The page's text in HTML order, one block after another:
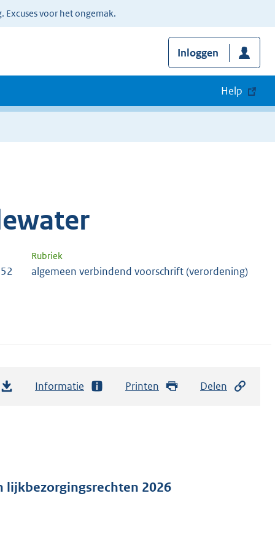
voor het ongemak.
Inloggen
Help
Rubriek
algemeen verbindend voorschrift (verordening)
Informatie Printen Delen
lijkbezorgingsrechten 2026